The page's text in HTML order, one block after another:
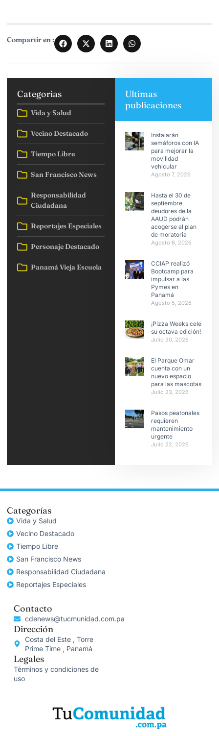
Compartir en :
Categorias
Vida y Salud
Vecino Destacado
Tiempo Libre
San Francisco News
Responsabilidad
Ciudadana
Reportajes Especiales
Personaje Destacado
Panamá Vieja Escuela
Ultimas
publicaciones
Instalarán
semáforos con IA
para mejorar la
movilidad
vehicular
Agosto 7, 2026
Hasta el 30 de
septiembre
deudores de la
AAUD podrán
acogerse al plan
de moratoria
Agosto 6, 2026
CCIAP realizó
Bootcamp para
impulsar a las
Pymes en
Panamá
Agosto 5, 2026
¡Pizza Weeks celebra
su octava edición!
Julio 30, 2026
El Parque Omar
cuenta con un
nuevo espacio
para las mascotas
Julio 23, 2026
Pasos peatonales
requieren
mantenimiento
urgente
Julio 22, 2026
Categorías
Vida y Salud
Vecino Destacado
Tiempo Libre
San Francisco News
Responsabilidad Ciudadana
Reportajes Especiales
Contacto
cdenews@tucmunidad.com.pa
Dirección
Costa del Este , Torre
Prime Time , Panamá
Legales
Términos y condiciones de
uso